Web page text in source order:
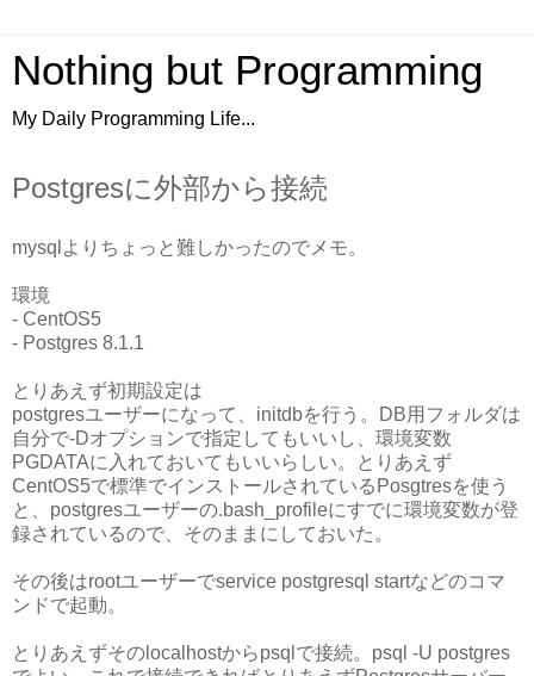
Nothing but Programming
My Daily Programming Life...
Postgresに外部から接続
mysqlよりちょっと難しかったのでメモ。
環境
- CentOS5
- Postgres 8.1.1
とりあえず初期設定は
postgresユーザーになって、initdbを行う。DB用フォルダは
自分で-Dオプションで指定してもいいし、環境変数
PGDATAに入れておいてもいいらしい。とりあえず
CentOS5で標準でインストールされているPosgtresを使う
と、postgresユーザーの.bash_profileにすでに環境変数が登
録されているので、そのままにしておいた。
その後はrootユーザーでservice postgresql startなどのコマ
ンドで起動。
とりあえずそのlocalhostからpsqlで接続。psql -U postgres